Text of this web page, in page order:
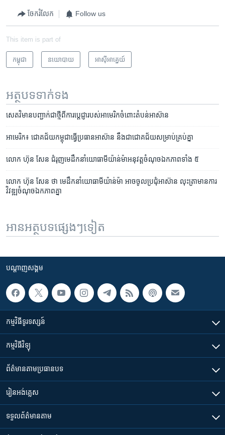
ចែករំលែក Follow us
This item is part of
កម្ពុជា នយោបាយ អាស៊ី​អាគ្នេយ៍
អត្ថបទ​ទាក់ទង
សេតវិមាន​បញ្ជាក់​ជាថ្មី​ពី​ការប្តេជ្ញា​របស់​អាមេរិក​ចំពោះ​តំបន់​អាស៊ាន
អាមេរិក៖ ជោគជ័យ​កម្ពុជា​ធ្វើ​ប្រធាន​អាស៊ាន នឹង​ជា​ជោគ​ជ័យ​សម្រាប់​គ្រប់គ្នា
លោក ហ៊ុន សែន ជំរុញ​មេដឹកនាំ​យោធា​មីយ៉ាន់ម៉ា​អនុវត្ត​ចំណុច​ឯកភាព​ទាំង ៥
លោក ហ៊ុន សែន ថា មេដឹកនាំ​យោធា​មីយ៉ាន់​ម៉ា អាច​ចូល​ប្រជុំ​អាស៊ាន លុះត្រា​មាន​ការ
វិវឌ្ឍ​ចំណុច​ឯកភាពគ្នា
អានអត្ថបទផ្សេងៗទៀត
បណ្តាញ​សង្គម
កម្មវិធី​ទូរទស្សន៍
កម្មវិធី​វិទ្យុ
ព័ត៌មាន​តាមប្រធានបទ​
រៀន​​អង់គ្លេស
ទទួល​ព័ត៌មាន​តាម